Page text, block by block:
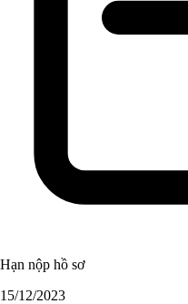
Hạn nộp hồ sơ
15/12/2023